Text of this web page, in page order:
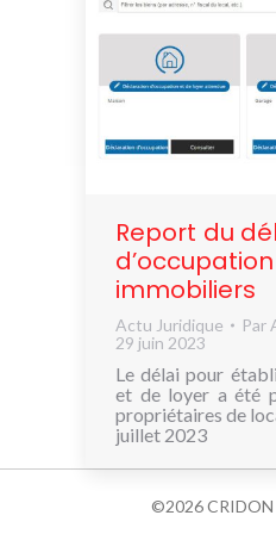
Report du
immobiliers
Actu Juridique Par
29 juin 2023
Le délai pour
et de loyer a été
propriétaires de
juillet 2023
©2026